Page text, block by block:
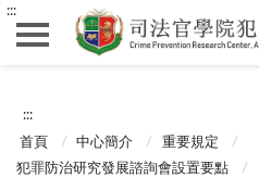
:::
:::
首頁 中心簡介
重要規定
犯罪防治研究發展諮詢會設置要點